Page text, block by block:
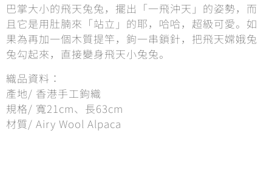
巴掌大小的飛天兔兔，擺出「一飛沖天」的姿勢，而
且它是用肚腩來「站立」的耶，哈哈，超級可愛。如
果為再加一個木質提竿，鉤一串鎖針，把飛天嫦娥兔
兔勾起來，直接變身飛天小兔兔。
織品資料：
產地/ 香港手工鉤織
規格/ 寬21cm、長63cm
材質/ Airy Wool Alpaca